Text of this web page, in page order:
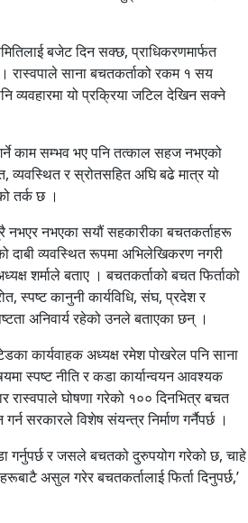
बजेट दिन सक्छ, प्राधिकरणमार्फत
। रास्वपाले साना बचतकर्ताको रकम १ सय
व्यवहारमा यो प्रक्रिया जटिल देखिन सक्ने
काम सम्भव भए पनि तत्काल सहज नभएको
व्यवस्थित र स्रोतसहित अघि बढे मात्र यो
तर्क छ ।
नभएर नभएका सयौं सहकारीका बचतकर्ताहरू
व्यवस्थित रूपमा अभिलेखिकरण नगरी
शर्माले बताए । बचतकर्ताको बचत फिर्ताको
स्पष्ट कानुनी कार्यविधि, संघ, प्रदेश र
अनिवार्य रहेको उनले बताएका छन् ।
कार्यवाहक अध्यक्ष रमेश पोखरेल पनि साना
स्पष्ट नीति र कडा कार्यान्वयन आवश्यक
घोषणा गरेको १०० दिनभित्र बचत
गर्न सरकारले विशेष संयन्त्र निर्माण गर्नैपर्छ ।
गर्नुपर्छ र जसले बचतको दुरुपयोग गरेको छ, चाहे
असुल गरेर बचतकर्तालाई फिर्ता दिनुपर्छ,’